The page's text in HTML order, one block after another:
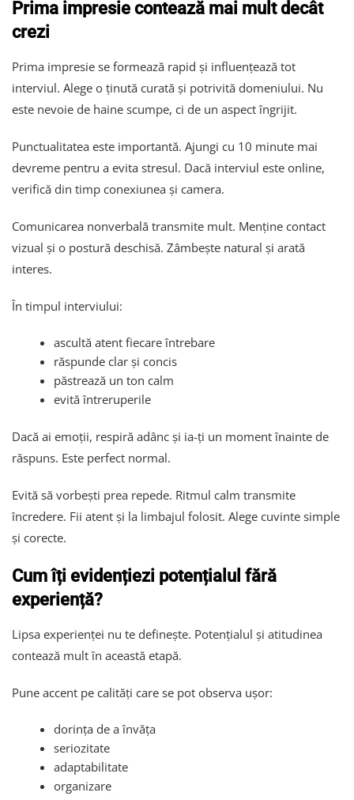
Prima impresie contează mai mult decât
crezi
Prima impresie se formează rapid și influențează tot
interviul. Alege o ținută curată și potrivită domeniului. Nu
este nevoie de haine scumpe, ci de un aspect îngrijit.
Punctualitatea este importantă. Ajungi cu 10 minute mai
devreme pentru a evita stresul. Dacă interviul este online,
verifică din timp conexiunea și camera.
Comunicarea nonverbală transmite mult. Menține contact
vizual și o postură deschisă. Zâmbește natural și arată
interes.
În timpul interviului:
ascultă atent fiecare întrebare
răspunde clar și concis
păstrează un ton calm
evită întreruperile
Dacă ai emoții, respiră adânc și ia-ți un moment înainte de
răspuns. Este perfect normal.
Evită să vorbești prea repede. Ritmul calm transmite
încredere. Fii atent și la limbajul folosit. Alege cuvinte simple
și corecte.
Cum îți evidențiezi potențialul fără
experiență?
Lipsa experienței nu te definește. Potențialul și atitudinea
contează mult în această etapă.
Pune accent pe calități care se pot observa ușor:
dorința de a învăța
seriozitate
adaptabilitate
organizare